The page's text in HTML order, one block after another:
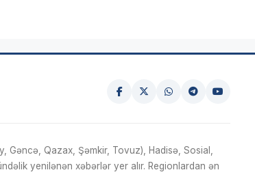
Gəncə, Qazax, Şəmkir, Tovuz), Hadisə, Sosial,
yenilənən xəbərlər yer alır. Regionlardan ən